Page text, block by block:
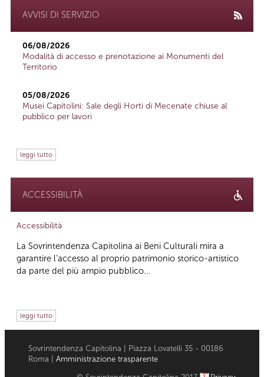
AVVISI DI SERVIZIO
06/08/2026
Modalità di accesso e prenotazione ai Monumenti del
Territorio
05/08/2026
Musei Capitolini: Sale degli Horti di Mecenate chiuse al
pubblico per lavori
leggi tutto
ACCESSIBILITÀ
Accessibilità
La Sovrintendenza Capitolina ai Beni Culturali mira a
garantire l’accesso al proprio patrimonio storico-artistico
da parte del più ampio pubblico...
leggi tutto
Sovrintendenza Capitolina | Piazza Lovatelli 35 - 00186
Roma | Amministrazione trasparente